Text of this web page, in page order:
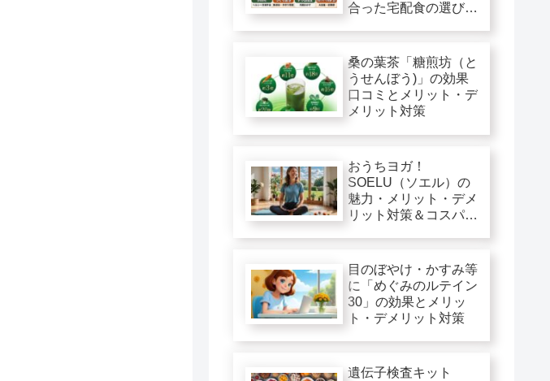
合った宅配食の選び
桑の葉茶「糖煎坊（と
うせんぼう)」の効果
口コミとメリット・デ
メリット対策
おうちヨガ！
SOELU（ソエル）の
魅力・メリット・デメ
リット対策＆コスパ徹
目のぼやけ・かすみ等
に「めぐみのルテイン
30」の効果とメリッ
ト・デメリット対策
遺伝子検査キット